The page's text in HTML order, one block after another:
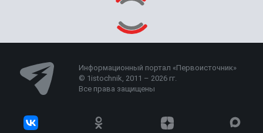
Информационный портал «Первоисточник»
© 1istochnik, 2011 – 2026 гг.
Все права защищены